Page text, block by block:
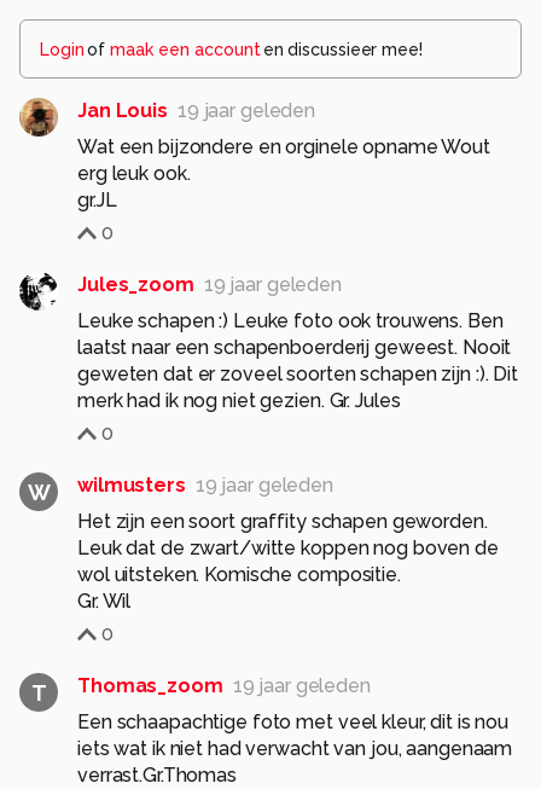
Loginof maak een account en discussieer mee!
Jan Louis 19 jaar geleden
Wat een bijzondere en orginele opname Wout
erg leuk ook.
gr.JL
0
Jules_zoom 19 jaar geleden
Leuke schapen :) Leuke foto ook trouwens. Ben
laatst naar een schapenboerderij geweest. Nooit
geweten dat er zoveel soorten schapen zijn :). Dit
merk had ik nog niet gezien. Gr. Jules
0
W wilmusters 19 jaar geleden
Het zijn een soort graffity schapen geworden.
Leuk dat de zwart/witte koppen nog boven de
wol uitsteken. Komische compositie.
Gr. Wil
0
T Thomas_zoom 19 jaar geleden
Een schaapachtige foto met veel kleur, dit is nou
iets wat ik niet had verwacht van jou, aangenaam
verrast.Gr.Thomas